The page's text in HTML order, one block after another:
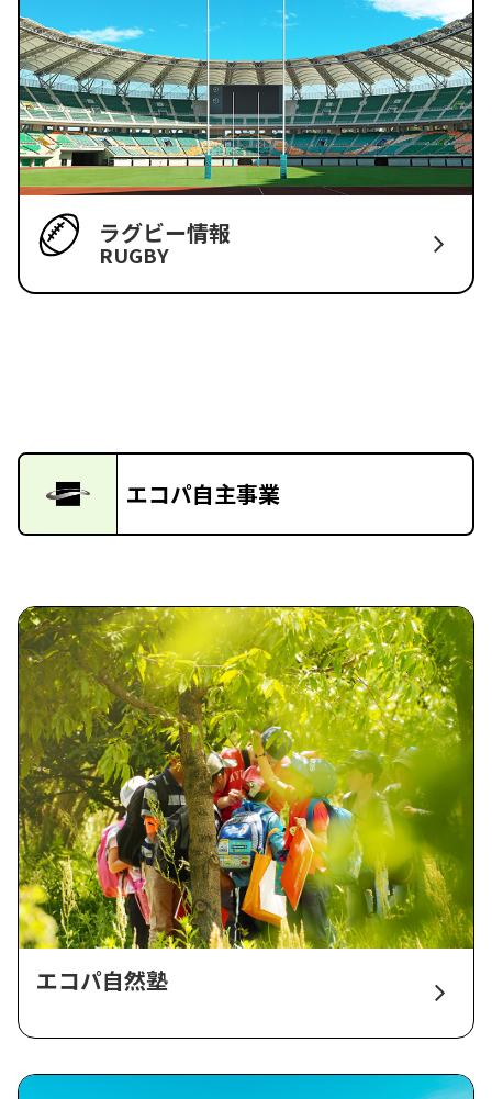
ラグビー情報
RUGBY
エコパ自主事業
エコパ自然塾